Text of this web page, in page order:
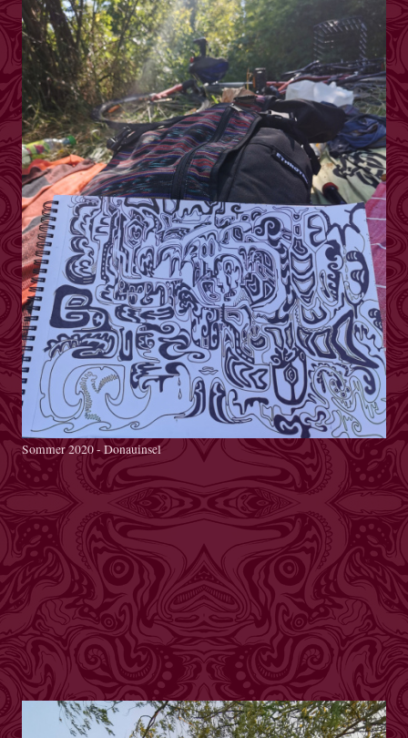
Sommer 2020 - Donauinsel